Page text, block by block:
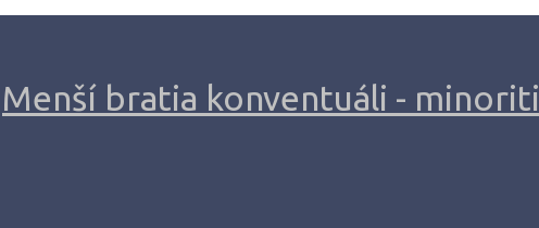
Menší bratia konventuáli - minoriti